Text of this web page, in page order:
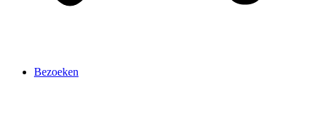
Bezoeken